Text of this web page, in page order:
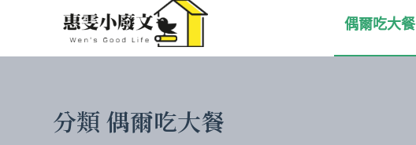
偶爾吃大餐
分類偶爾吃大餐